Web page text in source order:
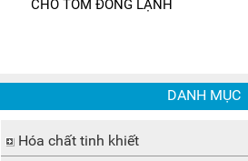
CHO TÔM ĐÔNG LẠNH
DANH MỤC
Hóa chất tinh khiết